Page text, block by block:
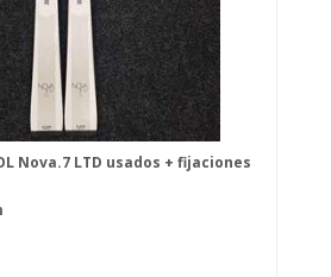
Nova.7 LTD usados + fijaciones